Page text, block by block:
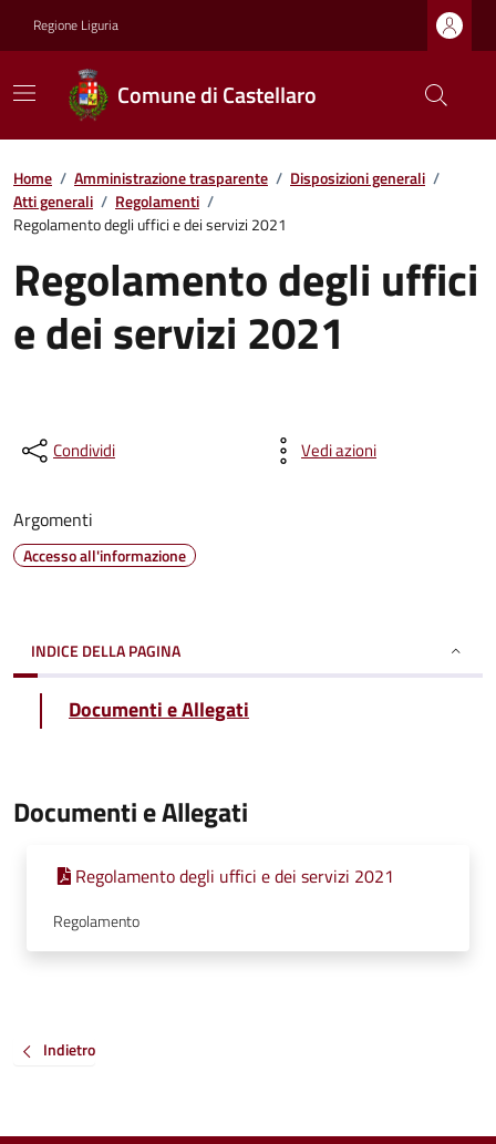
Regione Liguria
Comune di Castellaro
Home / Amministrazione trasparente / Disposizioni generali /
Atti generali / Regolamenti /
Regolamento degli uffici e dei servizi 2021
Regolamento degli uffici
e dei servizi 2021
Condividi Vedi azioni
Argomenti
Accesso all'informazione
INDICE DELLA PAGINA
Documenti e Allegati
Documenti e Allegati
Regolamento degli uffici e dei servizi 2021
Regolamento
Indietro